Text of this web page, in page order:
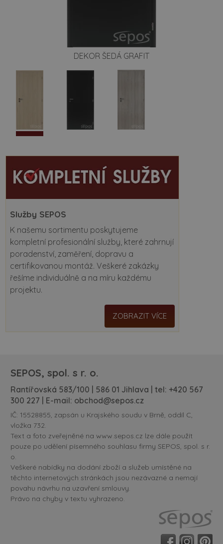
DEKOR ŠEDÁ GRAFIT
Služby SEPOS
K našemu sortimentu poskytujeme
kompletní profesionální služby, které zahrnují
poradenství, zaměření, dopravu a
certifikovanou montáž. Veškeré zakázky
řešíme individuálně a na míru každému
projektu.
ZOBRAZIT VÍCE
SEPOS, spol. s r. o.
Rantířovská 583/100 | 586 01 Jihlava | tel: +420 567
300 227 | E-mail: obchod@sepos.cz
IČ: 15528855, zapsán u Krajského soudu v Brně, oddíl C,
vložka 732.
Text a foto zveřejněné na www.sepos.cz lze dále použít
pouze po udělení písemného souhlasu firmy SEPOS, spol. s r.
o.
Veškeré nabídky na dodání zboží a služeb umístěné na
těchto internetových stránkách jsou nezávazné a nemají
povahu návrhu na uzavření smlouvy.
Právo na chyby v textu vyhrazeno.